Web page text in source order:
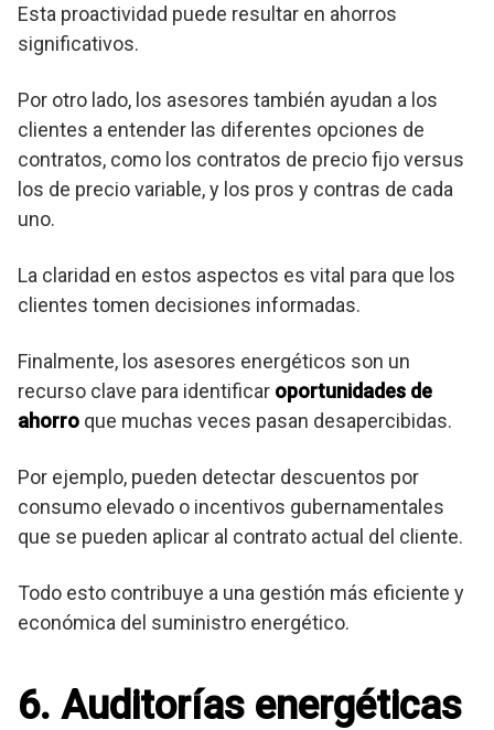
Esta proactividad puede resultar en ahorros
significativos.
Por otro lado, los asesores también ayudan a los
clientes a entender las diferentes opciones de
contratos, como los contratos de precio fijo versus
los de precio variable, y los pros y contras de cada
uno.
La claridad en estos aspectos es vital para que los
clientes tomen decisiones informadas.
Finalmente, los asesores energéticos son un
recurso clave para identificar oportunidades de
ahorro que muchas veces pasan desapercibidas.
Por ejemplo, pueden detectar descuentos por
consumo elevado o incentivos gubernamentales
que se pueden aplicar al contrato actual del cliente.
Todo esto contribuye a una gestión más eficiente y
económica del suministro energético.
6. Auditorías energéticas